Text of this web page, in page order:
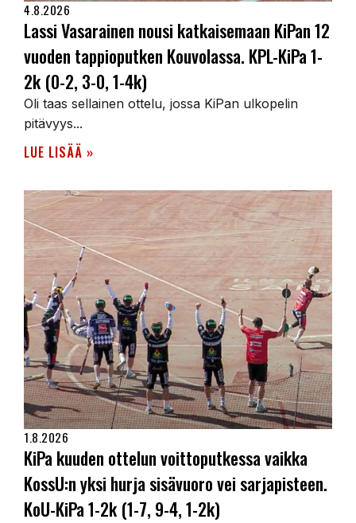
4.8.2026
Lassi Vasarainen nousi katkaisemaan KiPan 12
vuoden tappioputken Kouvolassa. KPL-KiPa 1-
2k (0-2, 3-0, 1-4k)
Oli taas sellainen ottelu, jossa KiPan ulkopelin
pitävyys...
LUE LISÄÄ »
1.8.2026
KiPa kuuden ottelun voittoputkessa vaikka
KossU:n yksi hurja sisävuoro vei sarjapisteen.
KoU-KiPa 1-2k (1-7, 9-4, 1-2k)